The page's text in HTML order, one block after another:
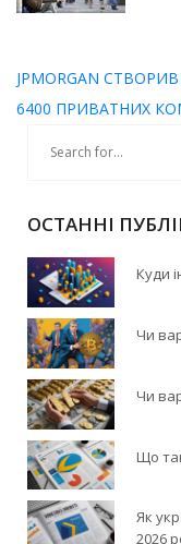
JPMORGAN
6400 ПРИВАТНИХ
ОСТАННІ
Куди
Чи
Чи
Що
Як
2026